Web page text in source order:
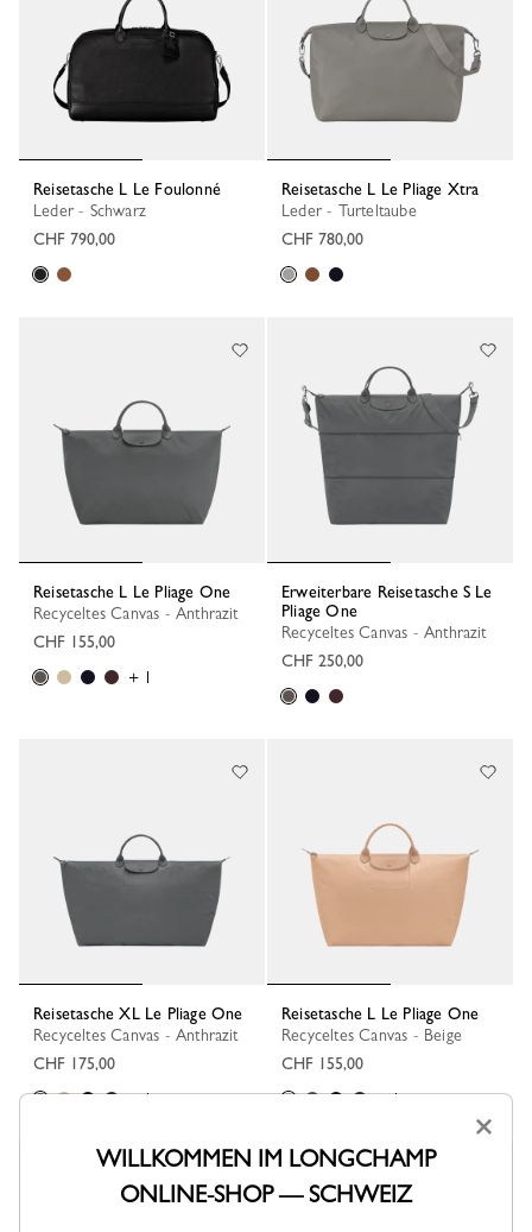
Reisetasche L Le Foulonné
Leder - Schwarz
CHF 790,00
Reisetasche L Le Pliage Xtra
Leder - Turteltaube
CHF 780,00
Reisetasche L Le Pliage One
Recyceltes Canvas - Anthrazit
CHF 155,00
+ 1
Erweiterbare Reisetasche S Le
Pliage One
Recyceltes Canvas - Anthrazit
CHF 250,00
Reisetasche XL Le Pliage One
Recyceltes Canvas - Anthrazit
CHF 175,00
+ 1
Reisetasche L Le Pliage One
Recyceltes Canvas - Beige
CHF 155,00
+ 1
×
WILLKOMMEN IM LONGCHAMP
ONLINE-SHOP — SCHWEIZ